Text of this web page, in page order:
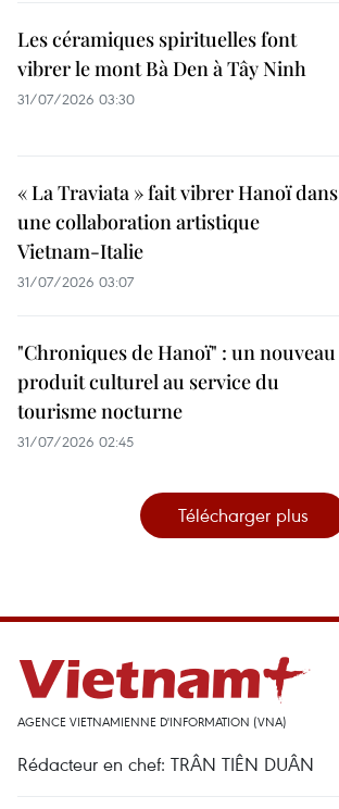
Les céramiques spirituelles font
vibrer le mont Bà Den à Tây Ninh
31/07/2026 03:30
« La Traviata » fait vibrer Hanoï dans
une collaboration artistique
Vietnam-Italie
31/07/2026 03:07
"Chroniques de Hanoï" : un nouveau
produit culturel au service du
tourisme nocturne
31/07/2026 02:45
Télécharger plus
AGENCE VIETNAMIENNE D'INFORMATION (VNA)
Rédacteur en chef: TRÂN TIÊN DUÂN